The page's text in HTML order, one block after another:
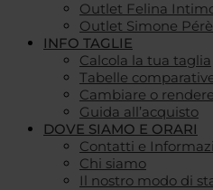
Outlet Felina
Outlet Simone
INFO TAGLIE
Calcola la tua taglia
Tabelle
Cambiare o
Guida all’acquisto
DOVE SIAMO E ORARI
Contatti e
Chi siamo
Il nostro modo di